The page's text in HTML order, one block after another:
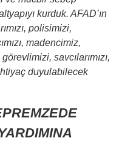
kurduk. AFAD’ın
polisimizi,
madencimiz,
savcılarımızı,
duyulabilecek